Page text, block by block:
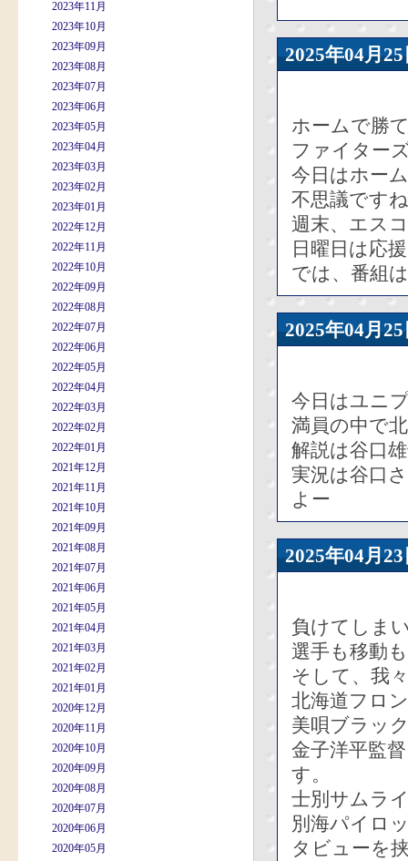
2023年11月
2023年10月
2023年09月
2023年08月
2023年07月
2023年06月
2023年05月
2023年04月
2023年03月
2023年02月
2023年01月
2022年12月
2022年11月
2022年10月
2022年09月
2022年08月
2022年07月
2022年06月
2022年05月
2022年04月
2022年03月
2022年02月
2022年01月
2021年12月
2021年11月
2021年10月
2021年09月
2021年08月
2021年07月
2021年06月
2021年05月
2021年04月
2021年03月
2021年02月
2021年01月
2020年12月
2020年11月
2020年10月
2020年09月
2020年08月
2020年07月
2020年06月
2020年05月
2025年04
ホームで勝
ファイター
今日はホー
不思議です
週末、エス
日曜日は応
では、番組
2025年04
今日はユニ
満員の中で
解説は谷口
実況は谷口
よー
2025年04
負けてしま
選手も移動
そして、我
北海道フロ
美唄ブラッ
金子洋平監
す。
士別サムラ
別海パイロ
タビューを